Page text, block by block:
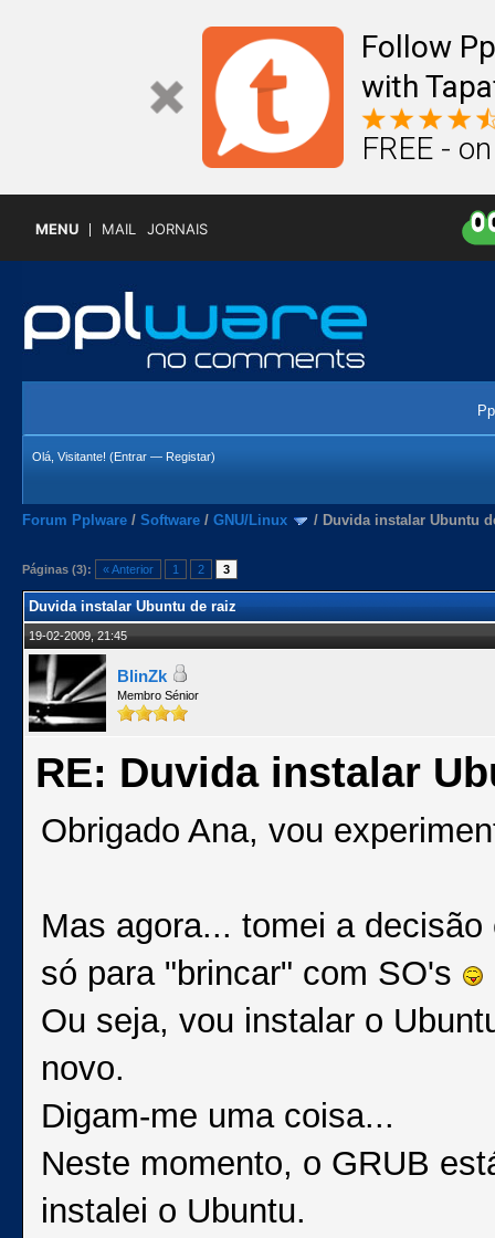
Follow
with
FREE -
MENU MAIL JORNAIS
Olá, Visitante! (Entrar — Registar)
Forum Pplware / Software / GNU/Linux / Duvida instalar Ubuntu
Páginas (3): « Anterior 1 2 3
Duvida instalar Ubuntu de raiz
19-02-2009, 21:45
BlinZk
Membro Sénior
RE: Duvida instalar
Obrigado Ana, vou
Mas agora... tomei a
só para "brincar" com SO's
Ou seja, vou instalar o
novo.
Digam-me uma coisa...
Neste momento, o GRUB
instalei o Ubuntu.